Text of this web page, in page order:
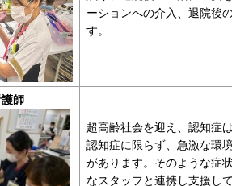
ーションへの介入、退院後
す。
師
超高齢社会を迎え、認知症
認知症に限らず、急激な環
があります。そのような症
なスタッフと連携し支援し